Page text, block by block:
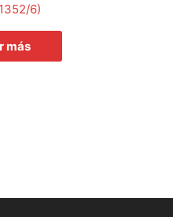
6)
más